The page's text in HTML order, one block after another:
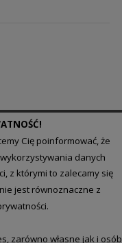
Cię poinformować, że
danych
z którymi to zalecamy się
jest równoznaczne z
zarówno własne jak i osób